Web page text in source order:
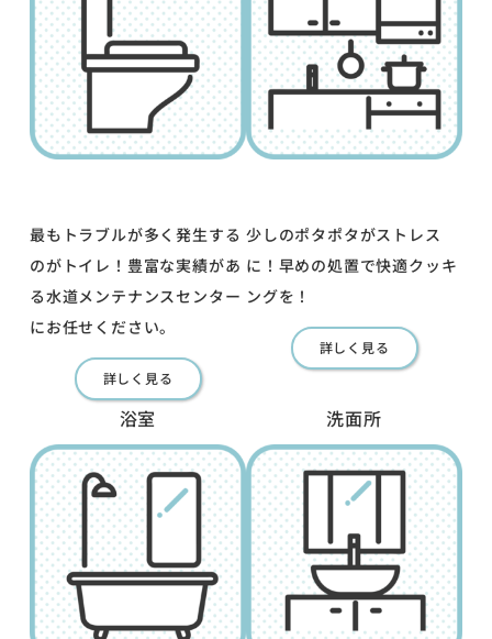
最もトラブルが多く発生する
のがトイレ！豊富な実績があ
る水道メンテナンスセンター
にお任せください。
詳しく見る
少しのポタポタがストレス
に！早めの処置で快適クッキ
ングを！
詳しく見る
浴室 洗面所